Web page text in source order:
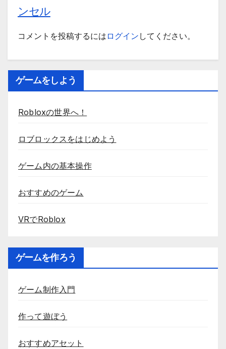
ンセル
コメントを投稿するには ログイン してください。
ゲームをしよう
Robloxの世界へ！
ロブロックスをはじめよう
ゲーム内の基本操作
おすすめのゲーム
VRでRoblox
ゲームを作ろう
ゲーム制作入門
作って遊ぼう
おすすめアセット